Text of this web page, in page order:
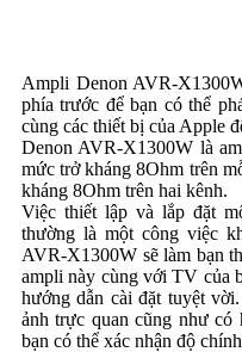
Ampli Denon AVR-
phía trước để bạn có thể
cùng các thiết bị của Apple
Denon AVR-X1300W là
mức trở kháng 8Ohm trên
kháng 8Ohm trên hai kênh.
Việc thiết lập và lắp đặt
thường là một công việc
AVR-X1300W sẽ làm bạn
ampli này cùng với TV của
hướng dẫn cài đặt tuyệt
ảnh trực quan cũng như có
bạn có thể xác nhận độ